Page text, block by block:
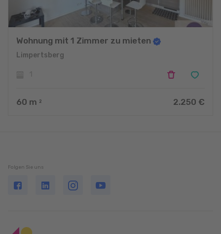
Wohnung mit 1 Zimmer zu mieten
Limpertsberg
60 m 2 2.250 €
Folgen Sie uns